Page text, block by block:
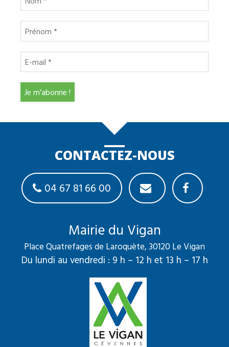
CONTACTEZ-NOUS
04 67 81 66 00
Mairie du Vigan
Place Quatrefages de Laroquète, 30120 Le Vigan
Du lundi au vendredi : 9 h – 12 h et 13 h – 17 h